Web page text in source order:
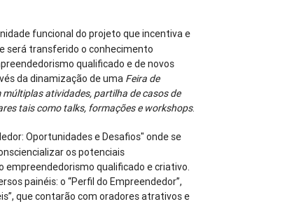
funcional do projeto que incentiva e
será transferido o conhecimento
qualificado e de novos
da dinamização de uma Feira de
atividades, partilha de casos de
tais como talks, formações e workshops.
Oportunidades e Desafios" onde se
os potenciais
qualificado e criativo.
painéis: o “Perfil do Empreendedor”,
que contarão com oradores atrativos e